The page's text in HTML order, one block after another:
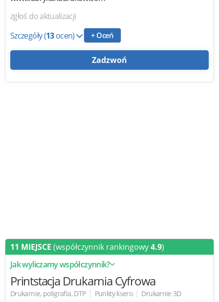
zgłoś do aktualizacji
Szczegóły(13ocen) + Oceń
Zadzwoń
11 MIEJSCE (współczynnik rankingowy4.9)
Jak wyliczamy współczynnik?
Printstacja Drukarnia Cyfrowa
Drukarnie, poligrafia, DTP | Punkty ksero | Drukarnie 3D